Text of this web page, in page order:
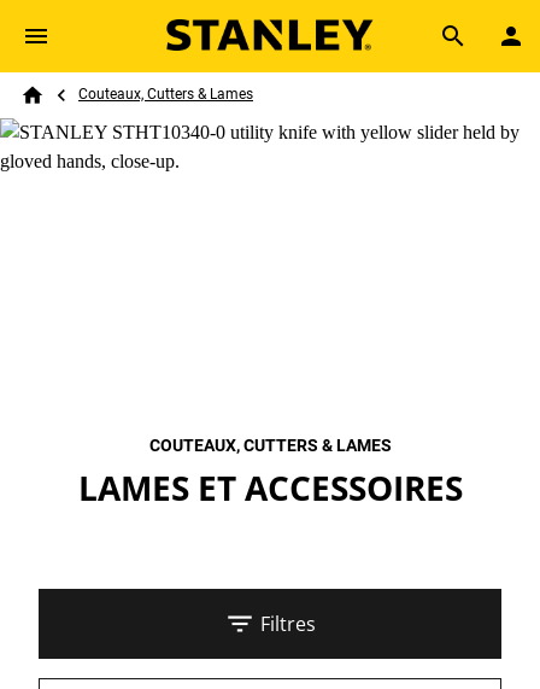
Skip to main content
Search
Breadcrumb
Couteaux, Cutters & Lames
COUTEAUX, CUTTERS & LAMES
LAMES ET ACCESSOIRES
Filtres